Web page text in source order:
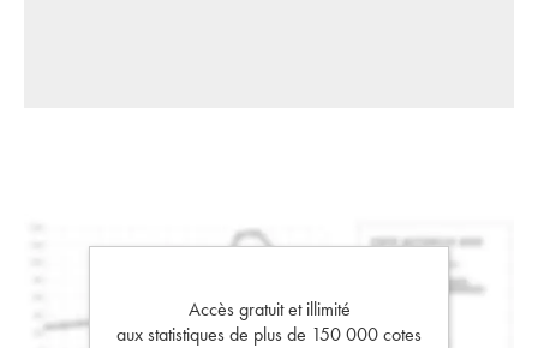
Accès gratuit et illimité
aux statistiques de plus de 150 000 cotes